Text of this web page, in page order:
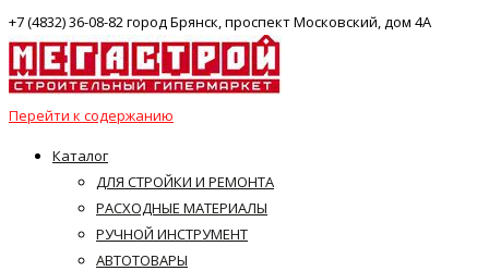
+7 (4832) 36-08-82 город Брянск, проспект Московский, дом 4А
Перейти к содержанию
Каталог
ДЛЯ СТРОЙКИ И РЕМОНТА
РАСХОДНЫЕ МАТЕРИАЛЫ
РУЧНОЙ ИНСТРУМЕНТ
АВТОТОВАРЫ